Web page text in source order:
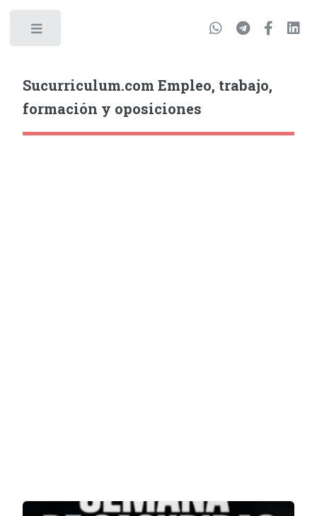
Sucurriculum.com Empleo, trabajo,
formación y oposiciones